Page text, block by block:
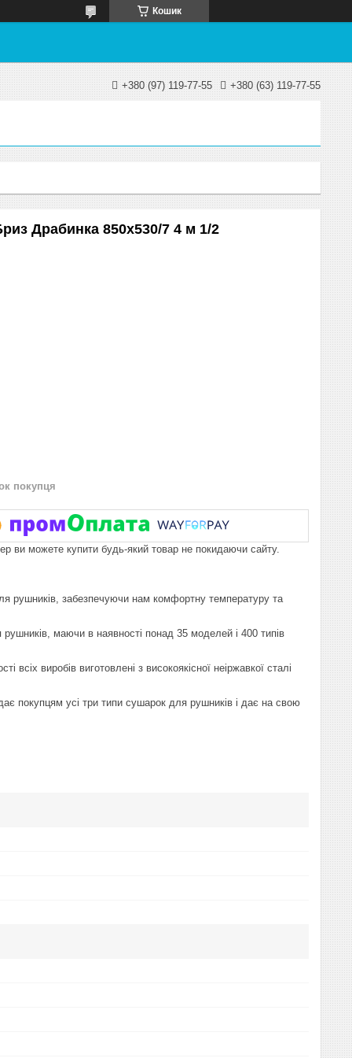
Кошик
+380 (97) 119-77-55 +380 (63) 119-77-55
Драбинка 850х530/7 4 м 1/2
покупця
ви можете купити будь-який товар не покидаючи сайту.
рушників, забезпечуючи нам комфортну температуру та
маючи в наявності понад 35 моделей і 400 типів
виробів виготовлені з високоякісної неіржавкої сталі
покупцям усі три типи сушарок для рушників і дає на свою